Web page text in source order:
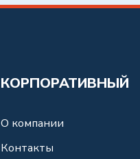
КОРПОРАТИВНЫЙ
О компании
Контакты